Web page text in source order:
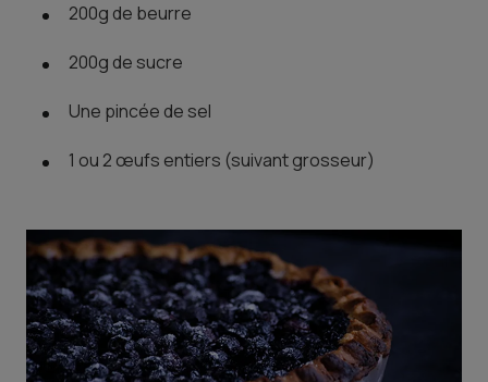
200g de beurre
200g de sucre
Une pincée de sel
1 ou 2 œufs entiers (suivant grosseur)